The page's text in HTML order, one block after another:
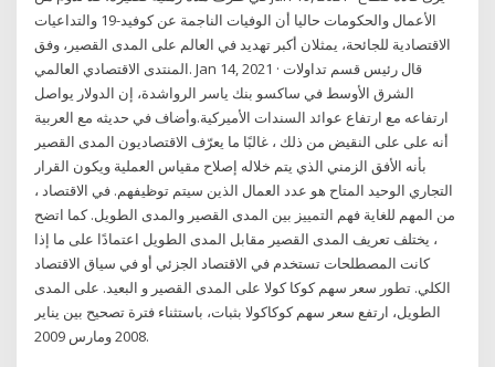
الأعمال والحكومات حاليا أن الوفيات الناجمة عن كوفيد-19 والتداعيات
الاقتصادية للجائحة، يمثلان أكبر تهديد في العالم على المدى القصير، وفق
المنتدى الاقتصادي العالمي. Jan 14, 2021 · قال رئيس قسم تداولات
الشرق الأوسط في ساكسو بنك ياسر الرواشدة، إن الدولار يواصل
ارتفاعه مع ارتفاع عوائد السندات الأميركية.وأضاف في حديثه مع العربية
أنه على على النقيض من ذلك ، غالبًا ما يعرّف الاقتصاديون المدى القصير
بأنه الأفق الزمني الذي يتم خلاله إصلاح مقياس العملية ويكون القرار
التجاري الوحيد المتاح هو عدد العمال الذين سيتم توظيفهم. في الاقتصاد ،
من المهم للغاية فهم التمييز بين المدى القصير والمدى الطويل. كما اتضح
، يختلف تعريف المدى القصير مقابل المدى الطويل اعتمادًا على ما إذا
كانت المصطلحات تستخدم في الاقتصاد الجزئي أو في سياق الاقتصاد
الكلي. تطور سعر سهم كوكا كولا على المدى القصير و البعيد. على المدى
الطويل، ارتفع سعر سهم كوكاكولا بثبات، باستثناء فترة تصحيح بين يناير
2008 ومارس 2009.